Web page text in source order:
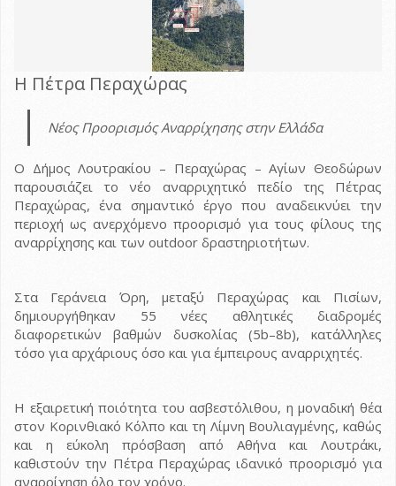
Η Πέτρα Περαχώρας
Νέος Προορισμός Αναρρίχησης στην Ελλάδα
Ο Δήμος Λουτρακίου – Περαχώρας – Αγίων Θεοδώρων
παρουσιάζει το νέο αναρριχητικό πεδίο της Πέτρας
Περαχώρας, ένα σημαντικό έργο που αναδεικνύει την
περιοχή ως ανερχόμενο προορισμό για τους φίλους της
αναρρίχησης και των outdoor δραστηριοτήτων.
Στα Γεράνεια Όρη, μεταξύ Περαχώρας και Πισίων,
δημιουργήθηκαν 55 νέες αθλητικές διαδρομές
διαφορετικών βαθμών δυσκολίας (5b–8b), κατάλληλες
τόσο για αρχάριους όσο και για έμπειρους αναρριχητές.
Η εξαιρετική ποιότητα του ασβεστόλιθου, η μοναδική θέα
στον Κορινθιακό Κόλπο και τη Λίμνη Βουλιαγμένης, καθώς
και η εύκολη πρόσβαση από Αθήνα και Λουτράκι,
καθιστούν την Πέτρα Περαχώρας ιδανικό προορισμό για
αναρρίχηση όλο τον χρόνο.